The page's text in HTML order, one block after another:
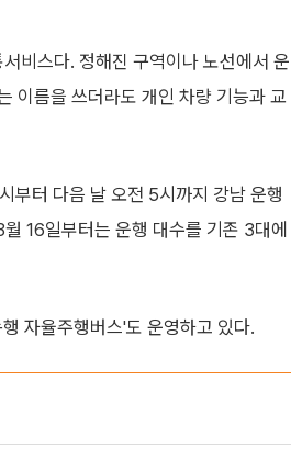
비스다. 정해진 구역이나 노선에서 운
이름을 쓰더라도 개인 차량 기능과 교
부터 다음 날 오전 5시까지 강남 운행
16일부터는 운행 대수를 기존 3대에
자율주행버스'도 운영하고 있다.